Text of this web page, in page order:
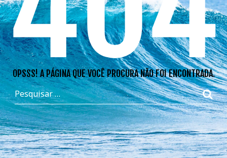
OPSSS! A PÁGINA QUE VOCÊ PROCURA NÃO FOI ENCONTRADA.